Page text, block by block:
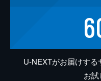
U-NEXTがお届けする
お試